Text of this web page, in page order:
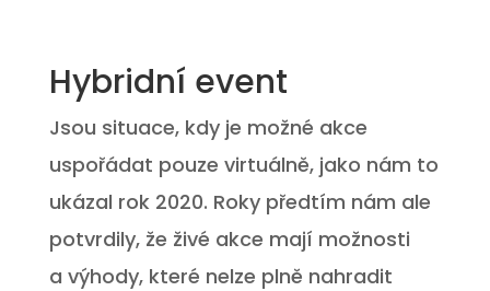
Hybridní event
Jsou situace, kdy je možné akce
uspořádat pouze virtuálně, jako nám to
ukázal rok 2020. Roky předtím nám ale
potvrdily, že živé akce mají možnosti
a výhody, které nelze plně nahradit